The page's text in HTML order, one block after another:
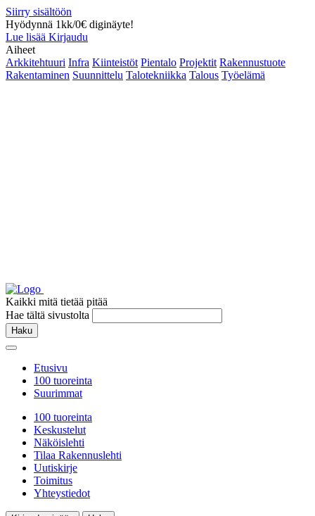
Siirry sisältöön
Hyödynnä 1kk/0€ diginäyte!
Lue lisää Kirjaudu
Aiheet
Arkkitehtuuri Infra Kiinteistöt Pientalo Projektit Rakennustuote
Rakentaminen Suunnittelu Talotekniikka Talous Työelämä
Kaikki mitä tietää pitää
Hae tältä sivustolta
Haku
Etusivu
100 tuoreinta
Suurimmat
100 tuoreinta
Keskustelut
Näköislehti
Tilaa Rakennuslehti
Uutiskirje
Toimitus
Yhteystiedot